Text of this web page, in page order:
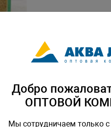
Добро
ОПТОВОЙ
Мы сотрудничаем только